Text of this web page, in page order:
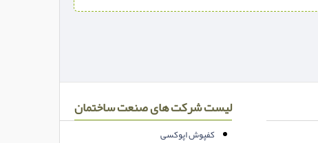
لیست شرکت های صنعت ساختمان
کفپوش اپوکسی